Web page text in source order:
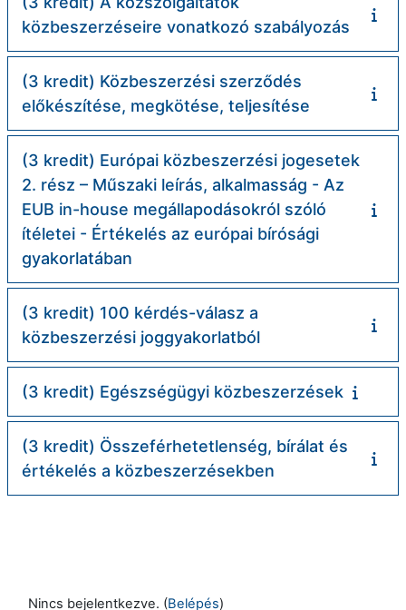
közbeszerzéseire vonatkozó szabályozás
(3 kredit) Közbeszerzési szerződés
előkészítése, megkötése, teljesítése
(3 kredit) Európai közbeszerzési jogesetek
2. rész – Műszaki leírás, alkalmasság - Az
EUB in-house megállapodásokról szóló
ítéletei - Értékelés az európai bírósági
gyakorlatában
(3 kredit) 100 kérdés-válasz a
közbeszerzési joggyakorlatból
(3 kredit) Egészségügyi közbeszerzések
(3 kredit) Összeférhetetlenség, bírálat és
értékelés a közbeszerzésekben
Nincs bejelentkezve. (Belépés)